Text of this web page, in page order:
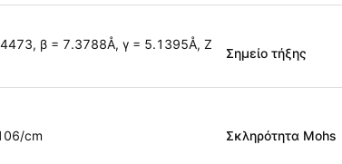
β = 7.3788Å, γ = 5.1395Å, Ζ
Σημείο τήξης
cm Σκληρότητα Mohs